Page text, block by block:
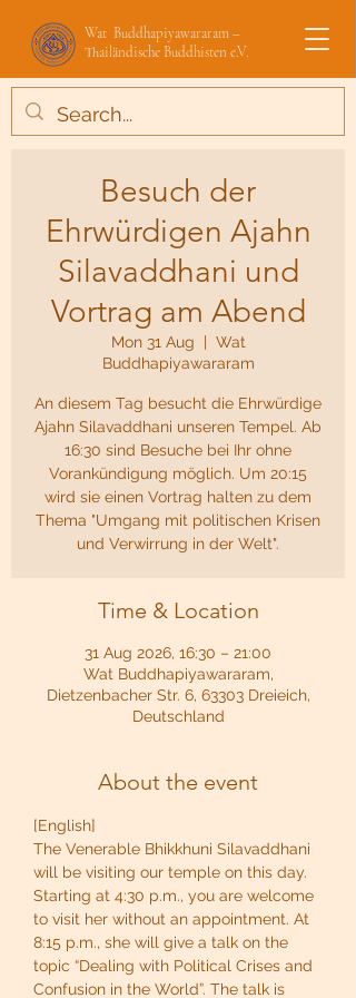
Wat Buddhapiyawararam –
Thailändische Buddhisten e.V.
Besuch der
Ehrwürdigen Ajahn
Silavaddhani und
Vortrag am Abend
Mon 31 Aug
  |
Wat
Buddhapiyawararam
An diesem Tag besucht die Ehrwürdige
Ajahn Silavaddhani unseren Tempel. Ab
16:30 sind Besuche bei Ihr ohne
Vorankündigung möglich. Um 20:15
wird sie einen Vortrag halten zu dem
Thema "Umgang mit politischen Krisen
und Verwirrung in der Welt".
Time & Location
31 Aug 2026, 16:30 – 21:00
Wat Buddhapiyawararam,
Dietzenbacher Str. 6, 63303 Dreieich,
Deutschland
About the event
[English]
The Venerable Bhikkhuni Silavaddhani
will be visiting our temple on this day.
Starting at 4:30 p.m., you are welcome
to visit her without an appointment. At
8:15 p.m., she will give a talk on the
topic “Dealing with Political Crises and
Confusion in the World”. The talk is